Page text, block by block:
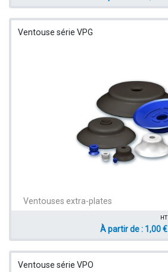
Ventouse série VPG
Ventouses extra-plates
HT
À partir de : 1,00 €
Ventouse série VPO